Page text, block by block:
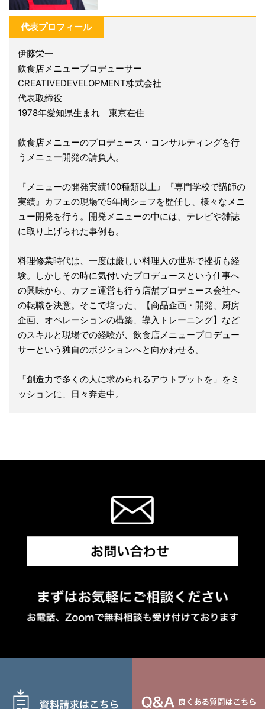
代表プロフィール
伊藤栄一
飲食店メニュープロデューサー
CREATIVEDEVELOPMENT株式会社
代表取締役
1978年愛知県生まれ 東京在住
飲食店メニューのプロデュース・コンサルティングを行
うメニュー開発の請負人。
『メニューの開発実績100種類以上』『専門学校で講師の
実績』カフェの現場で5年間シェフを歴任し、様々なメニ
ュー開発を行う。開発メニューの中には、テレビや雑誌
に取り上げられた事例も。
料理修業時代は、一度は厳しい料理人の世界で挫折も経
験。しかしその時に気付いたプロデュースという仕事へ
の興味から、カフェ運営も行う店舗プロデュース会社へ
の転職を決意。そこで培った、【商品企画・開発、厨房
企画、オペレーションの構築、導入トレーニング】など
のスキルと現場での経験が、飲食店メニュープロデュー
サーという独自のポジションへと向かわせる。
「創造力で多くの人に求められるアウトプットを」をミ
ッションに、日々奔走中。